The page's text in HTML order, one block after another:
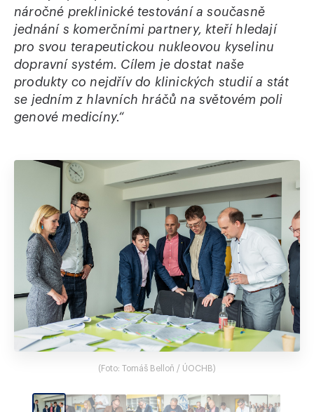
náročné preklinické testování a současně
jednání s komerčními partnery, kteří hledají
pro svou terapeutickou nukleovou kyselinu
dopravní systém. Cílem je dostat naše
produkty co nejdřív do klinických studií a stát
se jedním z hlavních hráčů na světovém poli
genové medicíny.“
(Foto: Tomáš Belloň / ÚOCHB)